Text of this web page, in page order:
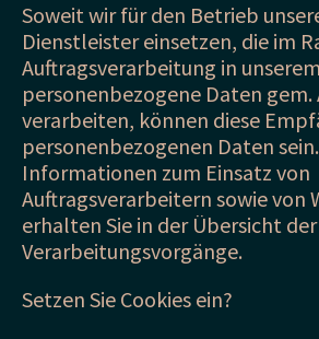
Soweit wir für den Betrieb
Dienstleister einsetzen, die im
Auftragsverarbeitung in
personenbezogene Daten gem.
verarbeiten, können diese
personenbezogenen Daten
Informationen zum Einsatz von
Auftragsverarbeitern sowie von
erhalten Sie in der Übersicht
Verarbeitungsvorgänge.
Setzen Sie Cookies ein?